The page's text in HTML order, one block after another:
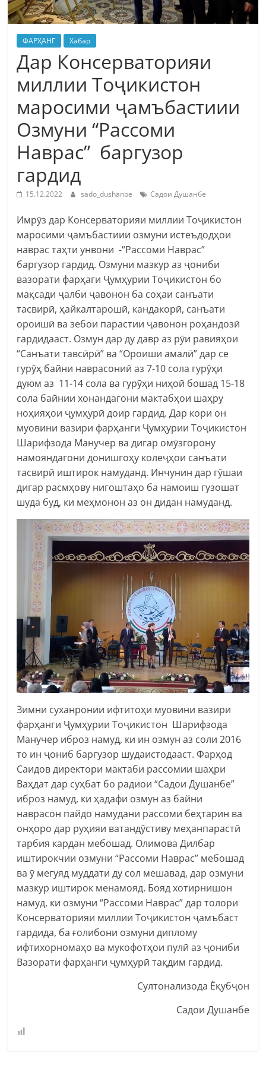
ФАРҲАНГ Хабар
Дар Консерваторияи
миллии Тоҷикистон
маросими ҷамъбастиии
Озмуни “Рассоми
Наврас” баргузор
гардид
15.12.2022 sado_dushanbe Садои Душанбе
Имрӯз дар Консерваторияи миллии Тоҷикистон
маросими ҷамъбастиии озмуни истеъдодҳои
наврас таҳти унвони -“Рассоми Наврас”
баргузор гардид. Озмуни мазкур аз ҷониби
вазорати фарҳаги Ҷумҳурии Тоҷикистон бо
мақсади ҷалби ҷавонон ба соҳаи санъати
тасвирӣ, ҳайкалтарошӣ, кандакорӣ, санъати
ороишӣ ва зебои парастии ҷавонон роҳандозӣ
гардидааст. Озмун дар ду давр аз рӯи равияҳои
“Санъати тавсӣрӣ” ва “Ороиши амалӣ” дар се
гурӯҳ байни наврасониӣ аз 7-10 сола гурӯҳи
дуюм аз 11-14 сола ва гурӯҳи ниҳоӣ бошад 15-18
сола байнии хонандагони мактабҳои шаҳру
ноҳияҳои ҷумҳурӣ доир гардид. Дар кори он
муовини вазири фарҳанги Ҷумҳурии Тоҷикистон
Шарифзода Манучер ва дигар омӯзгорону
намояндагони донишгоҳу колеҷҳои санъати
тасвирӣ иштирок намуданд. Инчунин дар гӯшаи
дигар расмҳову нигоштаҳо ба намоиш гузошат
шуда буд, ки меҳмонон аз он дидан намуданд.
Зимни суханронии ифтитоҳи муовини вазири
фарҳанги Ҷумҳурии Тоҷикистон Шарифзода
Манучер иброз намуд, ки ин озмун аз соли 2016
то ин ҷониб баргузор шудаистодааст. Фарҳод
Саидов директори мактаби рассомии шаҳри
Ваҳдат дар суҳбат бо радиои “Садои Душанбе”
иброз намуд, ки ҳадафи озмун аз байни
наврасон пайдо намудани рассоми беҳтарин ва
онҳоро дар руҳияи ватандӯстиву меҳанпарастӣ
тарбия кардан мебошад. Олимова Дилбар
иштирокчии озмуни “Рассоми Наврас” мебошад
ва ӯ мегуяд муддати ду сол мешавад, дар озмуни
мазкур иштирок менамояд. Бояд хотирнишон
намуд, ки озмуни “Рассоми Наврас” дар толори
Консерваторияи миллии Тоҷикистон ҷамъбаст
гардида, ба ғолибони озмуни диплому
ифтихорномаҳо ва мукофотҳои пулӣ аз ҷониби
Вазорати фарҳанги ҷумҳурӣ тақдим гардид.
Султонализода Ёқубҷон
Садои Душанбе